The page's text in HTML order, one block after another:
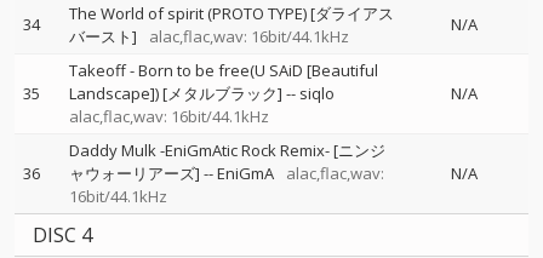
34
The World of spirit (PROTO TYPE) [ダライアス
バースト]
alac,flac,wav: 16bit/44.1kHz
N/A
35
Takeoff - Born to be free(U SAiD [Beautiful
Landscape]) [メタルブラック] -- siqlo
alac,flac,wav: 16bit/44.1kHz
N/A
36
Daddy Mulk -EniGmAtic Rock Remix- [ニンジ
ャウォーリアーズ] --EniGmA
alac,flac,wav:
16bit/44.1kHz
N/A
DISC 4